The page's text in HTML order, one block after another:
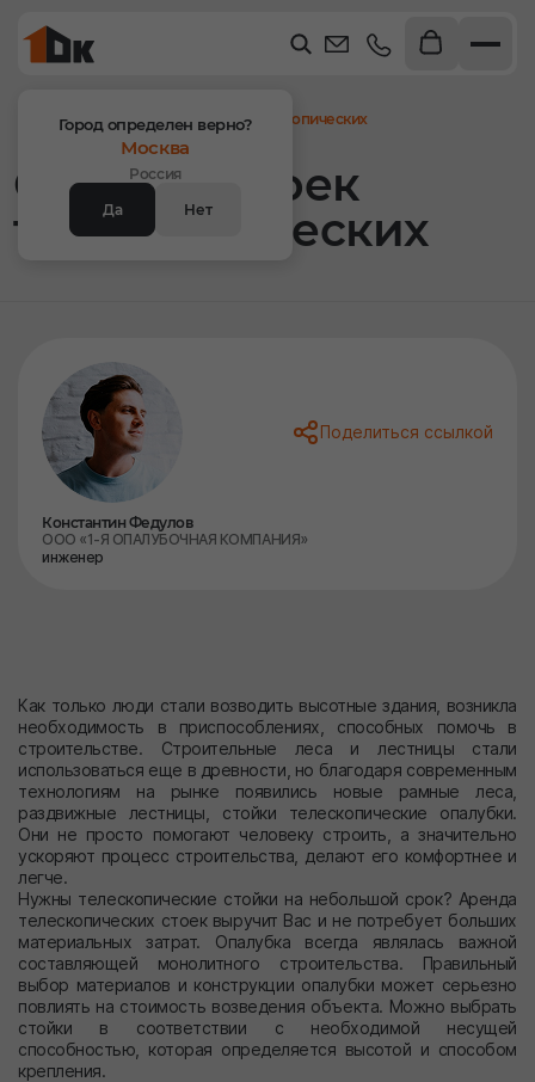
Город определен верно?
Москва
Россия
Да
Нет
Система стоек
телескопических
Главная Статьи Система стоек телескопических
Константин Федулов
ООО «1-Я ОПАЛУБОЧНАЯ КОМПАНИЯ»
инженер
Поделиться ссылкой
Как только люди стали возводить высотные здания, возникла
необходимость в приспособлениях, способных помочь в
строительстве. Строительные леса и лестницы стали
использоваться еще в древности, но благодаря современным
технологиям на рынке появились новые рамные леса,
раздвижные лестницы, стойки телескопические опалубки.
Они не просто помогают человеку строить, а значительно
ускоряют процесс строительства, делают его комфортнее и
легче.
Нужны телескопические стойки на небольшой срок? Аренда
телескопических стоек выручит Вас и не потребует больших
материальных затрат. Опалубка всегда являлась важной
составляющей монолитного строительства. Правильный
выбор материалов и конструкции опалубки может серьезно
повлиять на стоимость возведения объекта. Можно выбрать
стойки в соответствии с необходимой несущей
способностью, которая определяется высотой и способом
крепления.